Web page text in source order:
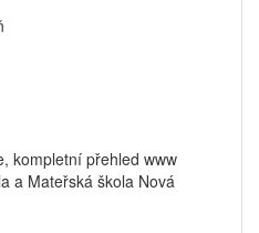
kompletní přehled www
a Mateřská škola Nová